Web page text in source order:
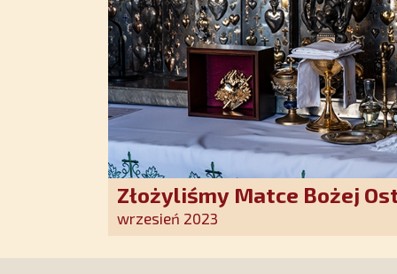
Złożyliśmy Matce Bożej
pozłacane wotum
wrzesień 2023